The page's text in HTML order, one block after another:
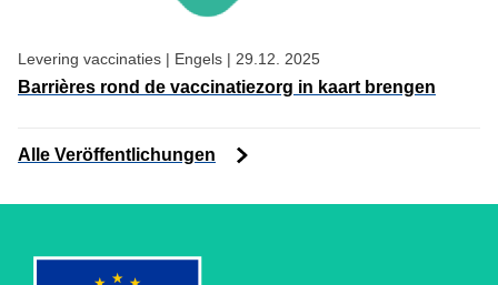
Levering vaccinaties | Engels | 29.12. 2025
Barrières rond de vaccinatiezorg in kaart brengen
Alle Veröffentlichungen